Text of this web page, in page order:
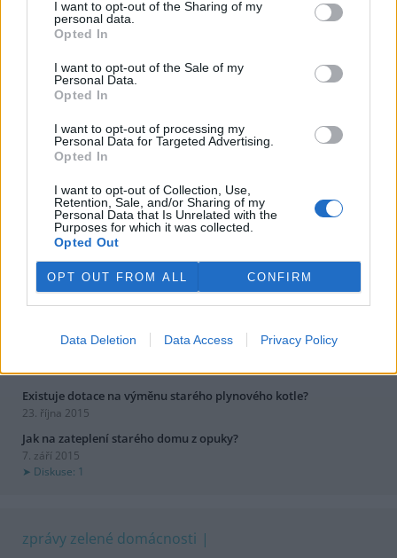
I want to opt-out of the Sharing of my
personal data.
Opted In
I want to opt-out of the Sale of my
Personal Data.
Opted In
I want to opt-out of processing my
Personal Data for Targeted Advertising.
Opted In
I want to opt-out of Collection, Use,
Retention, Sale, and/or Sharing of my
Personal Data that Is Unrelated with the
Purposes for which it was collected.
Opted Out
OPT OUT FROM ALL CONFIRM
Data Deletion Data Access Privacy Policy
Tento článek je psán jako odpověď čtenáři EkoListu, který se zaslal
redakci následující dotaz
palivo LPG oproti bezolovnatému benzínu Natural 95. Při provozu
ve vozidle bez katalyzátoru a s katalyzátorem, řízeným či
neřízeným. Je vEvropské uniipodpora systémů LPG ?"
Může zemědělec používat chemický postřik, když vítr vane k
vesnici?
2. dubna 2017
Diskuse: 3
Musím mít revizi na kotel, když ho nepoužívám?
7. listopadu 2016
Přepojení domácí ČOV na obecní kanalizaci: musím?
Diskuse: 4
Existuje dotace na výměnu starého plynového kotle?
23. října 2015
Jak na zateplení starého domu z opuky?
7. září 2015
Diskuse: 1
zprávy zelené domácnosti